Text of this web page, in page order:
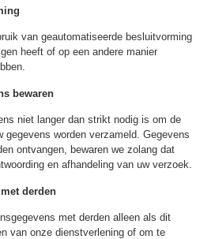
van geautomatiseerde besluitvorming
heeft of op een andere manier
bewaren
niet langer dan strikt nodig is om de
gegevens worden verzameld. Gegevens
ontvangen, bewaren we zolang dat
en afhandeling van uw verzoek.
derden
met derden alleen als dit
van onze dienstverlening of om te